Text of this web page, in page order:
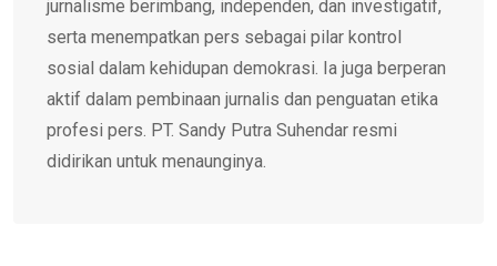
jurnalisme berimbang, independen, dan investigatif,
serta menempatkan pers sebagai pilar kontrol
sosial dalam kehidupan demokrasi. Ia juga berperan
aktif dalam pembinaan jurnalis dan penguatan etika
profesi pers. PT. Sandy Putra Suhendar resmi
didirikan untuk menaunginya.